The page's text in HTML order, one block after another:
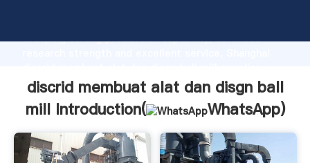
Grasping strong production capability, advanced
create the value and bring values to all of customers.
discrid membuat alat dan disgn ball
mill Introduction(
WhatsApp)